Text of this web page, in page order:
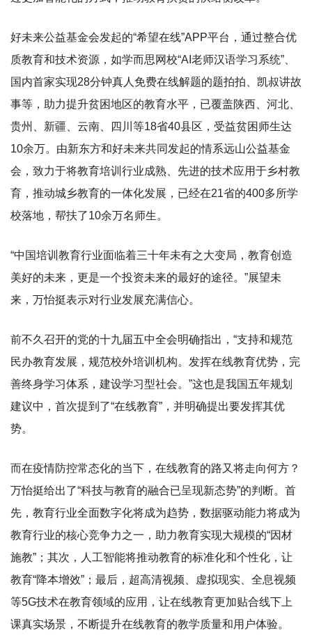
好未来公益基金会发起的“希望在线”APP平台，通过整合优
质教育和技术资源，如学而思网校“AI老师汉语学习系统”、
国内首家实现28分钟真人免费在线解题的题拍拍、凯叔讲故
事等，助力提升贫困地区的教育水平，已覆盖陕西、河北、
贵州、新疆、云南、四川等18省40县区，受益贫困师生达
10余万。由新东方和好未来共同发起的情系远山公益基金
会，致力于将教育培训行业成熟、先进的技术应用于乡村教
育，推动城乡教育的一体化发展，已经在21省的400多所学
校落地，帮扶了10余万名师生。
“中国培训教育行业面临着三十年未有之大变局，教育创造
美好的未来，更是一个投资未来的最好的途径。”展望未
来，万怡挺表示对行业发展充满信心。
前不久召开的党的十九届五中全会明确指出，“支持和规范
民办教育发展，规范校外培训机构。发挥在线教育优势，完
善终身学习体系，建设学习型社会。”这也是我国五年规划
建议中，首次提到了“在线教育”，并明确提出要发挥其优
势。
而在疫情防控常态化的当下，在线教育的路又将走向何方？
万怡挺给出了“科技与教育的融合已呈现新态势”的判断。首
先，教育行业全面数字化将成为趋势，数据驱动能力将成为
教育行业的核心竞争力之一，助力教育实现大规模的“因材
施教”；其次，人工智能将推动教育的标准化和个性化，让
教育“降本增效”；最后，超高清视频、虚拟现实、全息视频
等5G技术在教育领域的应用，让在线教育更加贴合线下上
课真实场景，不断提升在线教育的教学质量和用户体验。